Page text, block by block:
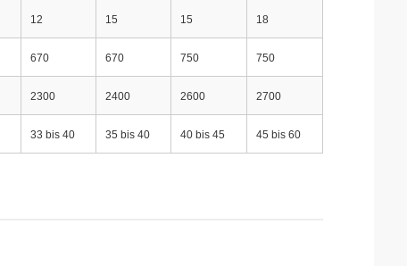
12 15 15 18
670 670 750 750
2300 2400 2600 2700
33 bis 40 35 bis 40 40 bis 45 45 bis 60